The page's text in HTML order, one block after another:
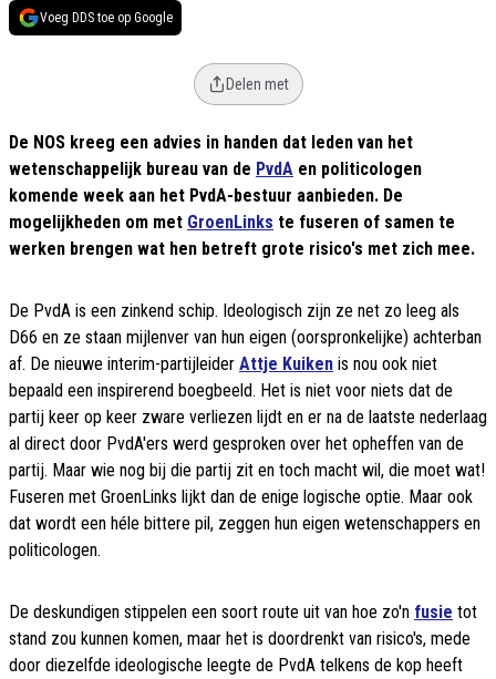
Voeg DDS toe op Google
Delen met
De NOS kreeg een advies in handen dat leden van het
wetenschappelijk bureau van de PvdA en politicologen
komende week aan het PvdA-bestuur aanbieden. De
mogelijkheden om met GroenLinks te fuseren of samen te
werken brengen wat hen betreft grote risico's met zich mee.
De PvdA is een zinkend schip. Ideologisch zijn ze net zo leeg als
D66 en ze staan mijlenver van hun eigen (oorspronkelijke) achterban
af. De nieuwe interim-partijleider Attje Kuiken is nou ook niet
bepaald een inspirerend boegbeeld. Het is niet voor niets dat de
partij keer op keer zware verliezen lijdt en er na de laatste nederlaag
al direct door PvdA'ers werd gesproken over het opheffen van de
partij. Maar wie nog bij die partij zit en toch macht wil, die moet wat!
Fuseren met GroenLinks lijkt dan de enige logische optie. Maar ook
dat wordt een héle bittere pil, zeggen hun eigen wetenschappers en
politicologen.
De deskundigen stippelen een soort route uit van hoe zo'n fusie tot
stand zou kunnen komen, maar het is doordrenkt van risico's, mede
door diezelfde ideologische leegte de PvdA telkens de kop heeft